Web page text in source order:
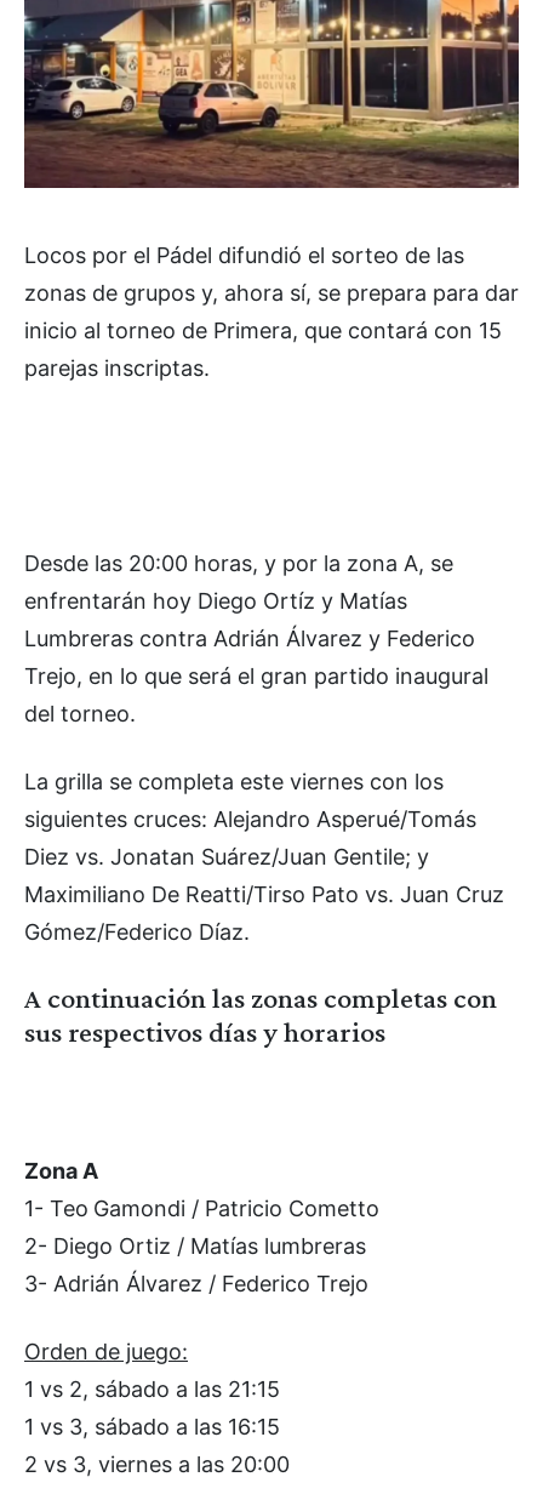
Locos por el Pádel difundió el sorteo de las
zonas de grupos y, ahora sí, se prepara para dar
inicio al torneo de Primera, que contará con 15
parejas inscriptas.
Desde las 20:00 horas, y por la zona A, se
enfrentarán hoy Diego Ortíz y Matías
Lumbreras contra Adrián Álvarez y Federico
Trejo, en lo que será el gran partido inaugural
del torneo.
La grilla se completa este viernes con los
siguientes cruces: Alejandro Asperué/Tomás
Diez vs. Jonatan Suárez/Juan Gentile; y
Maximiliano De Reatti/Tirso Pato vs. Juan Cruz
Gómez/Federico Díaz.
A continuación las zonas completas con
sus respectivos días y horarios
Zona A
1- Teo Gamondi / Patricio Cometto
2- Diego Ortiz / Matías lumbreras
3- Adrián Álvarez / Federico Trejo
Orden de juego:
1 vs 2, sábado a las 21:15
1 vs 3, sábado a las 16:15
2 vs 3, viernes a las 20:00